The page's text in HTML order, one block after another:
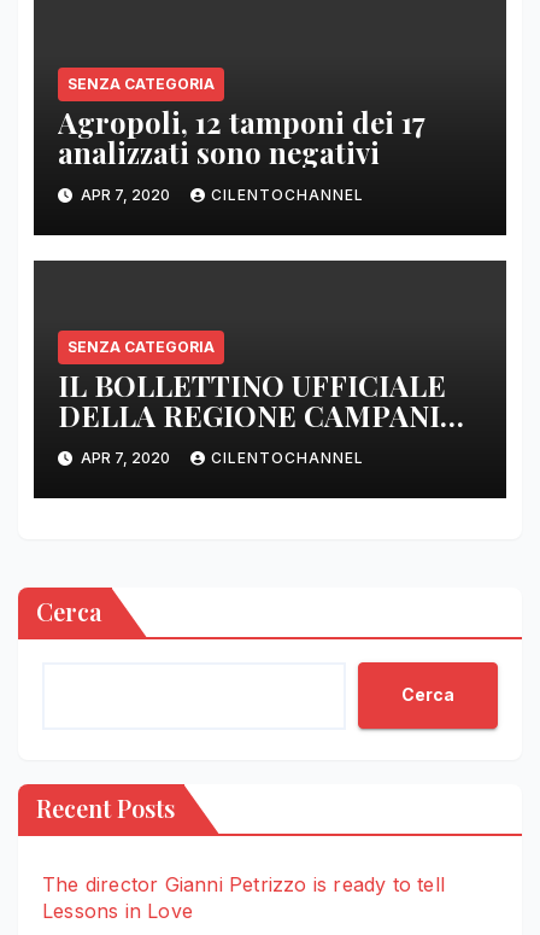
SENZA CATEGORIA
Agropoli, 12 tamponi dei 17
analizzati sono negativi
APR 7, 2020 CILENTOCHANNEL
SENZA CATEGORIA
IL BOLLETTINO UFFICIALE
DELLA REGIONE CAMPANIA
DELLE ORE 22.00
APR 7, 2020 CILENTOCHANNEL
Cerca
Cerca
Recent Posts
The director Gianni Petrizzo is ready to tell
Lessons in Love